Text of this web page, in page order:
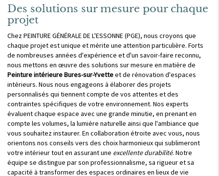
Des solutions sur mesure pour chaque
projet
Chez PEINTURE GÉNÉRALE DE L'ESSONNE (PGE), nous croyons que
chaque projet est unique et mérite une attention particulière. Forts
de nombreuses années d'expérience et d'un savoir-faire reconnu,
nous mettons en œuvre des solutions sur mesure en matière de
Peinture intérieure Bures-sur-Yvetteet de rénovation d'espaces
intérieurs. Nous nous engageons à élaborer des projets
personnalisés qui tiennent compte de vos attentes et des
contraintes spécifiques de votre environnement. Nos experts
évaluent chaque espace avec une grande minutie, en prenant en
compte les volumes, la lumière naturelle ainsi que l'ambiance que
vous souhaitez instaurer. En collaboration étroite avec vous, nous
orientons nos conseils vers des choix harmonieux qui sublimeront
votre intérieur tout en assurant une excellente durabilité. Notre
équipe se distingue par son professionnalisme, sa rigueur et sa
capacité à transformer des espaces ordinaires en lieux de vie